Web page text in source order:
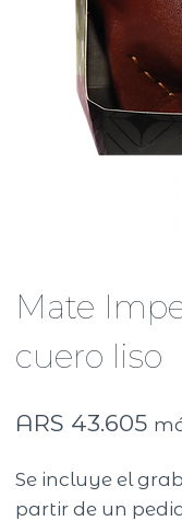
Mate
cuero liso
ARS 43.605
Se incluye el
partir de un